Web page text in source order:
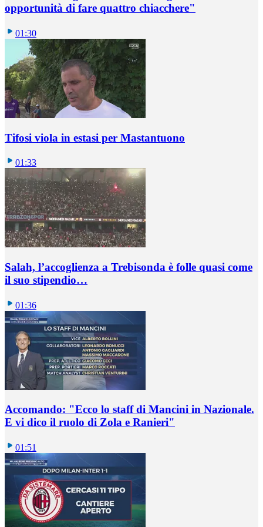
opportunità di fare quattro chiacchere"
01:30
Tifosi viola in estasi per Mastantuono
01:33
Salah, l’accoglienza a Trebisonda è folle quasi come
il suo stipendio…
01:36
Accomando: "Ecco lo staff di Mancini in Nazionale.
E vi dico il ruolo di Zola e Ranieri"
01:51